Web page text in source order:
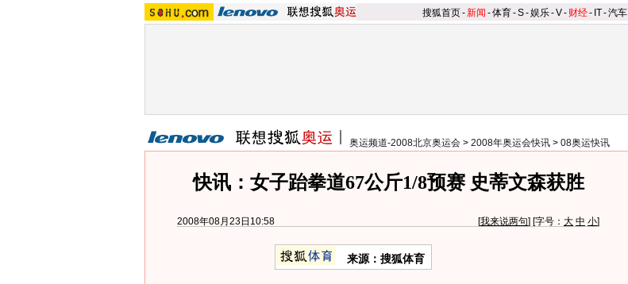
搜狐首页-新闻 -体育-S-娱乐-V- 财经- IT-汽车
奥运频道-2008北京奥运会 > 2008年奥运会快讯 > 08奥运快讯
快讯：女子跆拳道67公斤1/8预赛 史蒂文森获胜
2008年08月23日10:58 [我来说两句] [字号： 大 中 小]
来源：搜狐体育